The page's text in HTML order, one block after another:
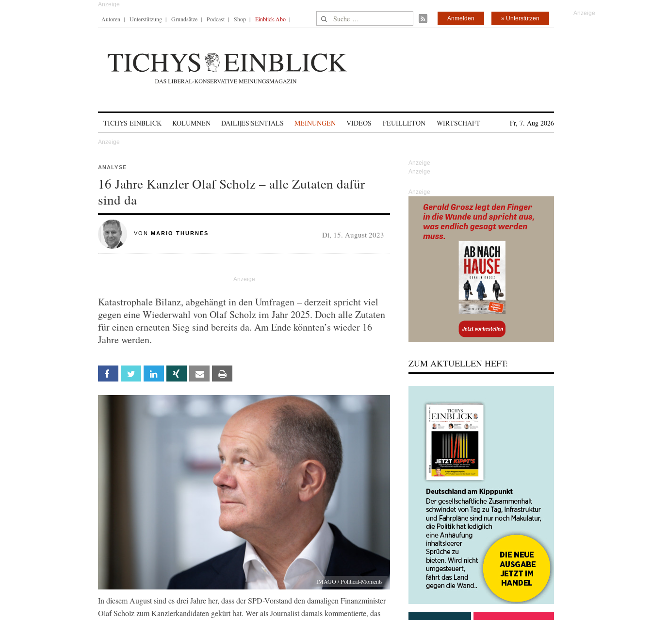
Autoren Unterstützung Grundsätze Podcast Shop Einblick-Abo Suche nach: » Unterstützen
Anmelden
TICHYS EINBLICK KOLUMNEN DAILI|ES|SENTIALS MEINUNGEN VIDEOS FEUILLETON WIRTSCHAFT Fr, 7. Aug 2026
ANALYSE
16 Jahre Kanzler Olaf Scholz – alle Zutaten dafür
sind da
VON MARIO THURNES Di, 15. August 2023
Katastrophale Bilanz, abgehängt in den Umfragen – derzeit spricht viel
gegen eine Wiederwahl von Olaf Scholz im Jahr 2025. Doch alle Zutaten
für einen erneuten Sieg sind bereits da. Am Ende könnten’s wieder 16
Jahre werden.
Facebook Twitter Linkedin Xing Email
IMAGO / Political-Moments
In diesem August sind es drei Jahre her, dass der SPD-Vorstand den damaligen Finanzminister
Olaf Scholz zum Kanzlerkandidaten gekürt hat. Wer als Journalist damals kommentierte, das
Anzeige
ZUM AKTUELLEN HEFT: